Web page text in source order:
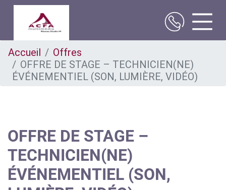
contenu
principal
Accueil
Offres
OFFRE DE STAGE – TECHNICIEN(NE)
ÉVÉNEMENTIEL (SON, LUMIÈRE, VIDÉO)
OFFRE DE STAGE –
TECHNICIEN(NE)
ÉVÉNEMENTIEL (SON,